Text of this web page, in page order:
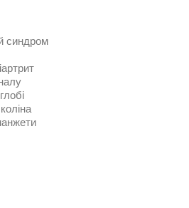
синдром